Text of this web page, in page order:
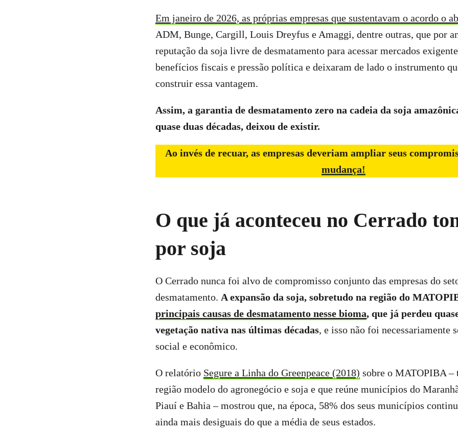
Em janeiro de 2026, as próprias empresas que sustentavam o acordo o
ADM, Bunge, Cargill, Louis Dreyfus e Amaggi, dentre outras, que por
reputação da soja livre de desmatamento para acessar mercados
benefícios fiscais e pressão política e deixaram de lado o instrumento
construir essa vantagem.
Assim, a garantia de desmatamento zero na cadeia da soja
quase duas décadas, deixou de existir.
Ao invés de recuar, as empresas deveriam ampliar seus
mudança!
O que já aconteceu no Cerrado
por soja
O Cerrado nunca foi alvo de compromisso conjunto das empresas do
desmatamento. A expansão da soja, sobretudo na região do
principais causas de desmatamento nesse bioma, que já perdeu
vegetação nativa nas últimas décadas, e isso não foi necessariamente
social e econômico.
O relatório Segure a Linha do Greenpeace (2018) sobre o MATOPIBA –
região modelo do agronegócio e soja e que reúne municípios do
Piauí e Bahia – mostrou que, na época, 58% dos seus municípios
ainda mais desiguais do que a média de seus estados.